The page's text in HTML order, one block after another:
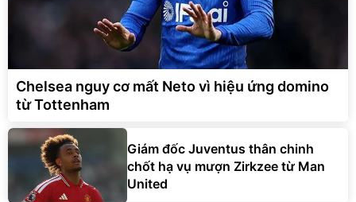
Chelsea nguy cơ mất Neto vì hiệu ứng domino
từ Tottenham
Giám đốc Juventus thân chinh
chốt hạ vụ mượn Zirkzee từ Man
United